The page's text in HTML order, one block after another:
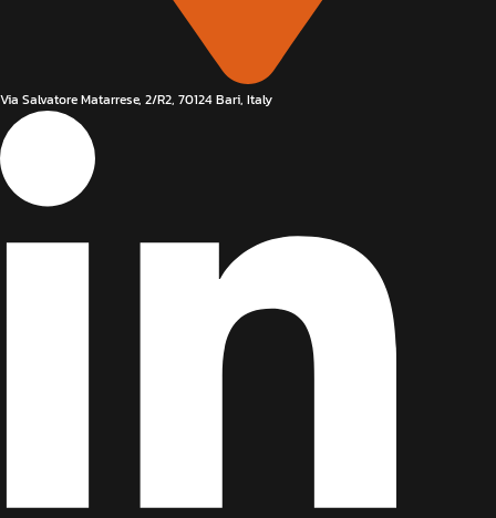
Via Salvatore Matarrese, 2/R2, 70124 Bari, Italy